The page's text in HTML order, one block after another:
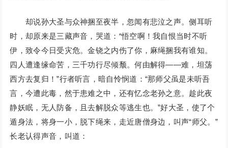
却说孙大圣与众神捆至夜半，忽闻有悲泣之声。侧耳听
时，却原来是三藏声音，哭道：“悟空啊！我自恨当时不听
伊，致令今日受灾危。金铙之内伤了你，麻绳捆我有谁知。
四人遭逢缘命苦，三千功行尽倾颓。何由解得——难，坦荡
西方去复归！”行者听言，暗自怜悯道：“那师父虽是未听吾
言，今遭此毒，然于患难之中，还有忆念老孙之意。趁此夜
静妖眠，无人防备，且去解脱众等逃生也。”好大圣，使了个
遁身法，将身一小，脱下绳来，走近唐僧身边，叫声“师父。”
长老认得声音，叫道：